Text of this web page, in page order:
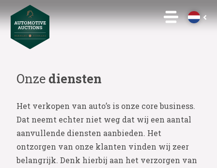
Onze diensten
Het verkopen van auto’s is onze core business.
Dat neemt echter niet weg dat wij een aantal
aanvullende diensten aanbieden. Het
ontzorgen van onze klanten vinden wij zeer
belangrijk. Denk hierbij aan het verzorgen van